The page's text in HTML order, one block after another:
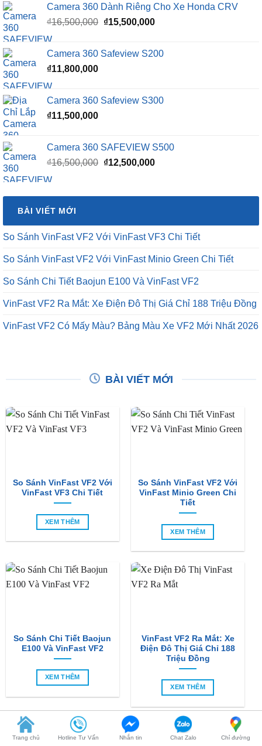
Camera 360 Dành Riêng Cho Xe Honda CRV
₫16,500,000 Giá
₫16,500,000.
₫15,500,000Giá
là:
Camera 360 Safeview S200
₫11,800,000
Camera 360 Safeview S300
₫11,500,000
Camera 360 SAFEVIEW S500
₫16,500,000 Giá
₫16,500,000.
₫12,500,000Giá
là:
BÀI VIẾT MỚI
So Sánh VinFast VF2 Với VinFast VF3 Chi Tiết
So Sánh VinFast VF2 Với VinFast Minio Green Chi Tiết
So Sánh Chi Tiết Baojun E100 Và VinFast VF2
VinFast VF2 Ra Mắt: Xe Điện Đô Thị Giá Chỉ 188 Triệu Đồng
VinFast VF2 Có Mấy Màu? Bảng Màu Xe VF2 Mới Nhất 2026
BÀI VIẾT MỚI
So Sánh VinFast VF2 Với
VinFast VF3 Chi Tiết
XEM THÊM
So Sánh VinFast VF2 Với
VinFast Minio Green Chi
Tiết
XEM THÊM
So Sánh Chi Tiết Baojun
E100 Và VinFast VF2
XEM THÊM
VinFast VF2 Ra Mắt: Xe
Điện Đô Thị Giá Chỉ 188
Triệu Đồng
XEM THÊM
SẢN PHẨM MỚI
Trang chủ Hotline Tư Vấn Nhắn tin Chat Zalo Chỉ đường